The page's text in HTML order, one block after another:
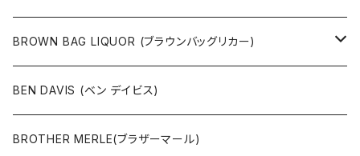
ポーチ
ベルト
その他
マスクコード
ジャケット・ブルゾン
コート
パンツ
カットソー
パンツ
ジャケット・ブルゾン
BROWN BAG LIQUOR (ブラウンバッグリカー)
半袖Tシャツ
長袖Tシャツ
BEN DAVIS (ベン デイビス)
BROTHER MERLE(ブラザーマール)